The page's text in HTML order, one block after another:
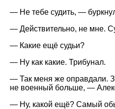
— Не тебе судить, —
— Действительно, не мне.
— Какие ещё судьи?
— Ну как какие. Трибунал.
— Так меня же оправдали.
не военный больше, —
— Ну, какой ещё? Самый